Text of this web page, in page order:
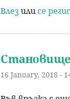
Влезили се
Становище
16 January, 2018 -